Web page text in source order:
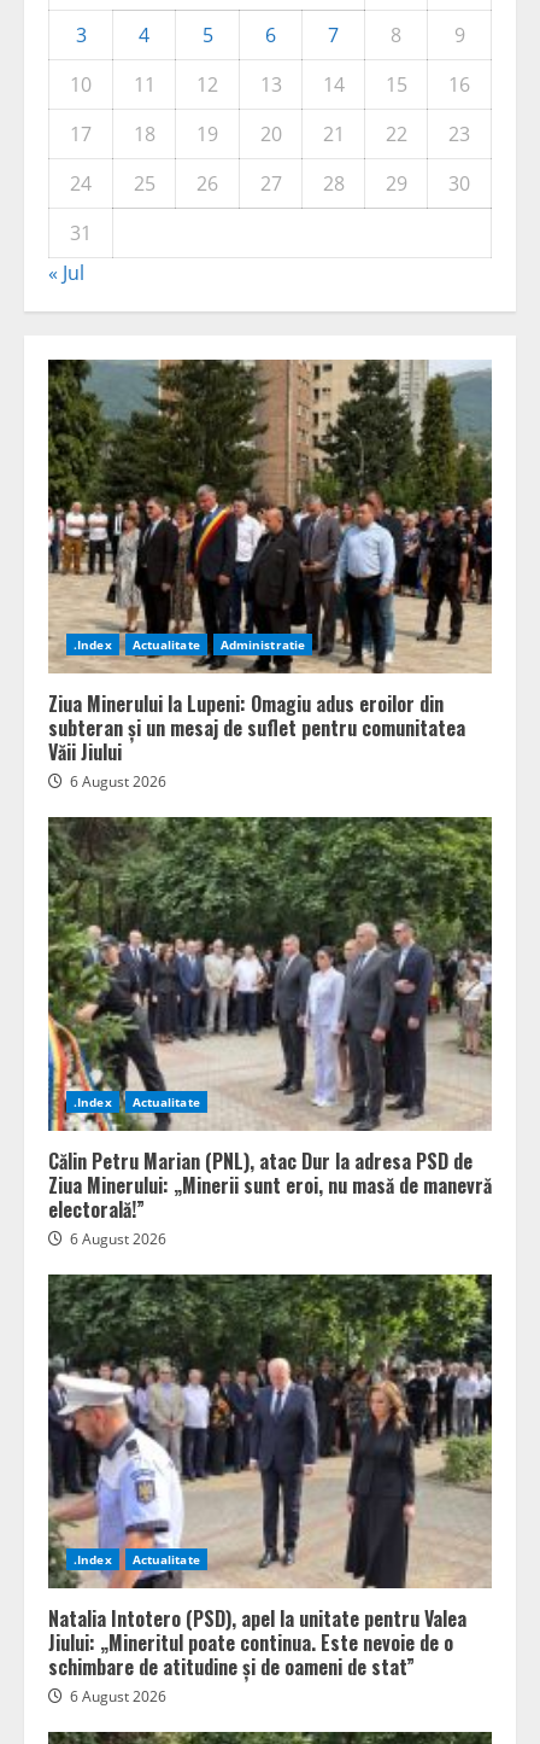
3
4 5 6 7 8
9
10
11 12 13 14 15
16
17
18 19 20 21 22
23
24
25 26 27 28 29
30
31
« Jul
.Index Actualitate Administratie
Ziua Minerului la Lupeni: Omagiu adus eroilor din
subteran și un mesaj de suflet pentru comunitatea
Văii Jiului
6 August 2026
.Index Actualitate
Călin Petru Marian (PNL), atac Dur la adresa PSD de
Ziua Minerului: „Minerii sunt eroi, nu masă de manevră
electorală!”
6 August 2026
.Index Actualitate
Natalia Intotero (PSD), apel la unitate pentru Valea
Jiului: „Mineritul poate continua. Este nevoie de o
schimbare de atitudine și de oameni de stat”
6 August 2026